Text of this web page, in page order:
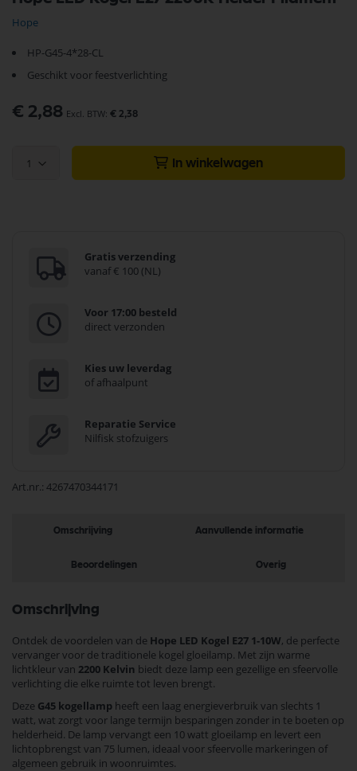
Hope
HP-G45-4*28-CL
Geschikt voor feestverlichting
€ 2,88 € 2,38
1 In winkelwagen
Gratis verzending
vanaf € 100 (NL)
Voor 17:00 besteld
direct verzonden
Kies uw leverdag
of afhaalpunt
Reparatie Service
Nilfisk stofzuigers
Art.nr. 4267470344171
het
begin
de
afbeeldingen-
Omschrijving Aanvullende informatie
Beoordelingen Overig
Omschrijving
Ontdek de voordelen van de Hope LED Kogel E27 1-10W, de perfecte
vervanger voor de traditionele kogel gloeilamp. Met zijn warme
lichtkleur van 2200 Kelvin biedt deze lamp een gezellige en sfeervolle
verlichting die elke ruimte tot leven brengt.
Deze G45 kogellamp heeft een laag energieverbruik van slechts 1
watt, wat zorgt voor lange termijn besparingen zonder in te boeten op
helderheid. De lamp vervangt een 10 watt gloeilamp en levert een
lichtopbrengst van 75 lumen, ideaal voor sfeervolle markeringen of
algemeen gebruik in woonruimtes.